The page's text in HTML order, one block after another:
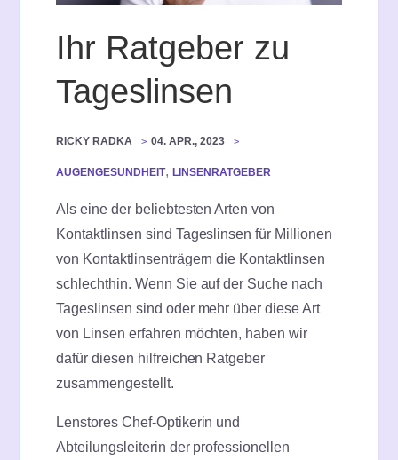
Ihr Ratgeber zu
Tageslinsen
RICKY RADKA 04. APR., 2023
AUGENGESUNDHEIT, LINSENRATGEBER
Als eine der beliebtesten Arten von
Kontaktlinsen sind Tageslinsen für Millionen
von Kontaktlinsenträgern die Kontaktlinsen
schlechthin. Wenn Sie auf der Suche nach
Tageslinsen sind oder mehr über diese Art
von Linsen erfahren möchten, haben wir
dafür diesen hilfreichen Ratgeber
zusammengestellt.
Lenstores Chef-Optikerin und
Abteilungsleiterin der professionellen